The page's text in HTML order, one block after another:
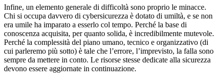
Infine, un elemento generale di difficoltà sono proprio le minacce.
Chi si occupa davvero di cybersicurezza è dotato di umiltà, e se non
era umile ha imparato a esserlo col tempo. Perché la base di
conoscenza acquisita, per quanto solida, è incredibilmente mutevole.
Perché la complessità del piano umano, tecnico e organizzativo (di
cui parleremo più sotto) è tale che l’errore, l’imprevisto, la falla sono
sempre da mettere in conto. Le risorse stesse dedicate alla sicurezza
devono essere aggiornate in continuazione.